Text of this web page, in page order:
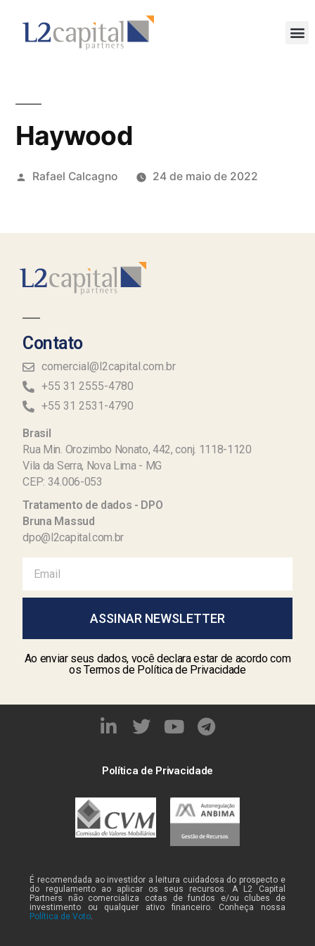
Haywood
Rafael Calcagno 24 de maio de 2022
Contato
comercial@l2capital.com.br
+55 31 2555-4780
+55 31 2531-4790
Brasil
Rua Min. Orozimbo Nonato, 442, conj. 1118-1120
Vila da Serra, Nova Lima - MG
CEP: 34.006-053
Tratamento de dados - DPO
Bruna Massud
dpo@l2capital.com.br
ASSINAR NEWSLETTER
Ao enviar seus dados, você declara estar de acordo com
os Termos de Política de Privacidade
Política de Privacidade
É recomendada ao investidor a leitura cuidadosa do prospecto e
do regulamento ao aplicar os seus recursos. A L2 Capital
Partners não comercializa cotas de fundos e/ou clubes de
investimento ou qualquer ativo financeiro. Conheça nossa
Política de Voto.